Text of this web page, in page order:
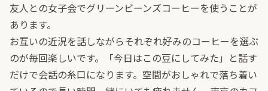
友人との女子会でグリーンビーンズコーヒーを使うことが
あります。
お互いの近況を話しながらそれぞれ好みのコーヒーを選ぶ
のが毎回楽しいです。「今日はこの豆にしてみた」と話す
だけで会話の糸口になります。空間がおしゃれで落ち着い